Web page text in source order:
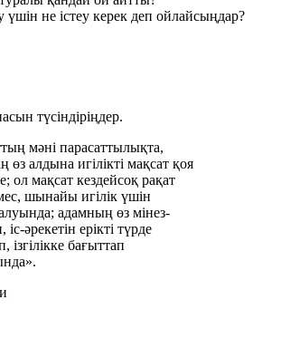
үшін не істеу керек деп ойлайсыңдар?
түсіндіріңдер.
мәні парасаттылықта,
өз алдына игілікті мақсат қоя
ол мақсат кездейсоқ рақат
шынайы игілік үшін
адамның өз мінез-
әрекетін ерікті түрде
ізгілікке бағыттап